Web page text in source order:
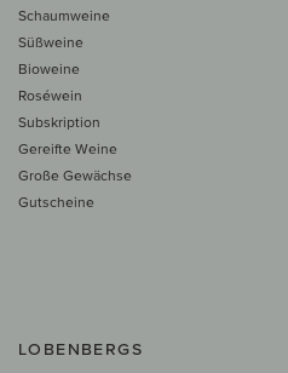
Schaumweine
Süßweine
Bioweine
Roséwein
Subskription
Gereifte Weine
Große Gewächse
Gutscheine
LOBENBERGS